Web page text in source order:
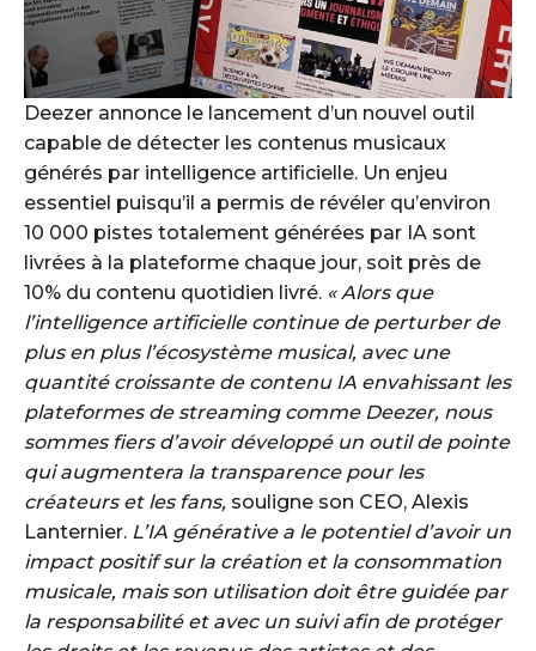
Deezer annonce le lancement d’un nouvel outil
capable de détecter les contenus musicaux
générés par intelligence artificielle. Un enjeu
essentiel puisqu’il a permis de révéler qu’environ
10 000 pistes totalement générées par IA sont
livrées à la plateforme chaque jour, soit près de
10% du contenu quotidien livré. « Alors que
l’intelligence artificielle continue de perturber de
plus en plus l’écosystème musical, avec une
quantité croissante de contenu IA envahissant les
plateformes de streaming comme Deezer, nous
sommes fiers d’avoir développé un outil de pointe
qui augmentera la transparence pour les
créateurs et les fans, souligne son CEO, Alexis
Lanternier. L’IA générative a le potentiel d’avoir un
impact positif sur la création et la consommation
musicale, mais son utilisation doit être guidée par
la responsabilité et avec un suivi afin de protéger